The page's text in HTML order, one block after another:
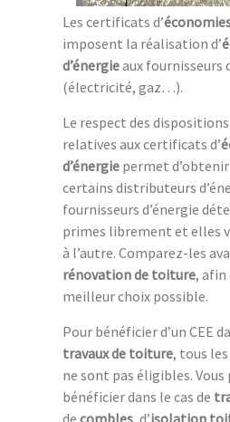
Les certificats d’
imposent la réalisation d’
d’énergieaux fournisseurs
(électricité, gaz…).
Le respect des
relatives aux certificats d’
d’énergie permet
certains distributeurs
fournisseurs d’énergie
primes librement et elles
à l’autre. Comparez-les
rénovation de toiture, afin
meilleur choix possible.
Pour bénéficier d’un CEE
travaux de toiture, tous
ne sont pas éligibles. Vous
bénéficier dans le cas de